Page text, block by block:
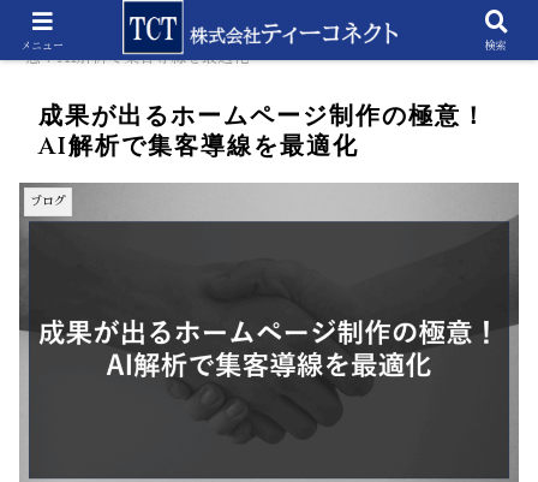
ホーム ブログ
成果が出るホームページ制作の極
意！AI解析で集客導線を最適化
成果が出るホームページ制作の極意！
AI解析で集客導線を最適化
ブログ
メニュー 検索